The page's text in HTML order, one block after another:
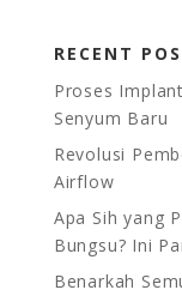
RECENT
Proses
Senyum Baru
Revolusi
Airflow
Apa Sih yang
Bungsu? Ini
Benarkah